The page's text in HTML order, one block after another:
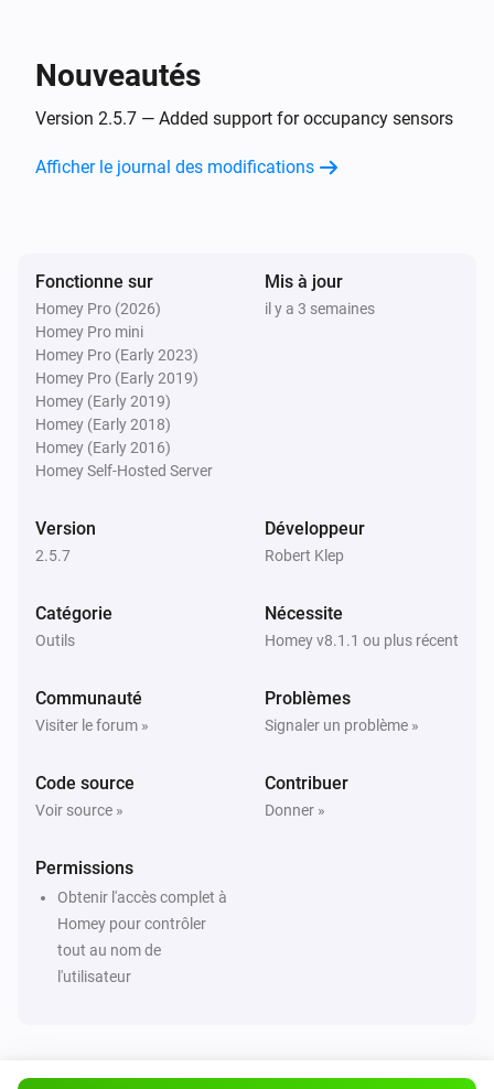
Nouveautés
Version 2.5.7 — Added support for occupancy sensors
Afficher le journal des modifications
Fonctionne sur
Homey Pro (2026)
Homey Pro mini
Homey Pro (Early 2023)
Homey Pro (Early 2019)
Homey (Early 2019)
Homey (Early 2018)
Homey (Early 2016)
Homey Self-Hosted Server
Mis à jour
il y a 3 semaines
Version
2.5.7
Développeur
Robert Klep
Catégorie
Outils
Nécessite
Homey v8.1.1 ou plus récent
Communauté
Visiter le forum »
Problèmes
Signaler un problème »
Code source
Voir source »
Contribuer
Donner »
Permissions
Obtenir l'accès complet à
Homey pour contrôler
tout au nom de
l'utilisateur